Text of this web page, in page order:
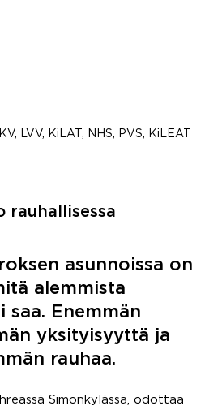
LVV, KiLAT, NHS, PVS, KiLEAT
rauhallisessa
asunnoissa on
alemmista
saa. Enemmän
yksityisyyttä ja
rauhaa.
Simonkylässä, odottaa